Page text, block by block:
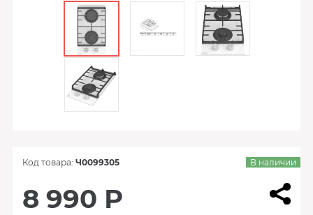
Код товара: Ч0099305 В наличии
8 990 Р